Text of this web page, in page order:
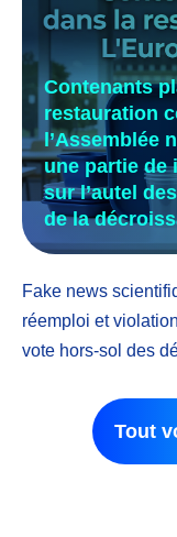
Contenants
restauration
l’Assemblée
une partie de
sur l’autel
de la
Fake news
réemploi et
vote hors-sol des
Tout